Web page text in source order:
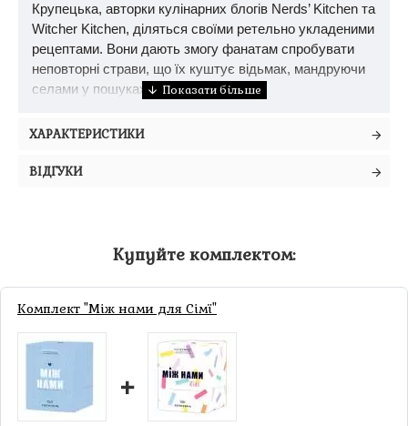
Крупецька, авторки кулінарних блогів Nerds’ Kitchen та
Witcher Kitchen, діляться своїми ретельно укладеними
рецептами. Вони дають змогу фанатам спробувати
неповторні страви, що їх куштує відьмак, мандруючи
селами у пошуках монстрів та монет.
ХАРАКТЕРИСТИКИ
ВІДГУКИ
Купуйте комплектом:
Комплект "Між нами для Сімї"
+